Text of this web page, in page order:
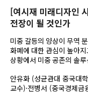
[여시재 미래디자인
전장이 될 것인가
미중 갈등의 양상이 무역
화폐에 대한 관심이 높아지고 있다. 여시재에서
상황에서 미중 공존의 솔
안유화 (성균관대 중국대
교수)·전병서 (중국경제금